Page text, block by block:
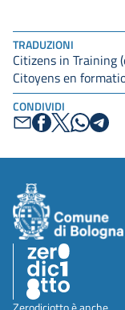
TRADUZIONI
Citizens in Training
Citoyens en
CONDIVIDI